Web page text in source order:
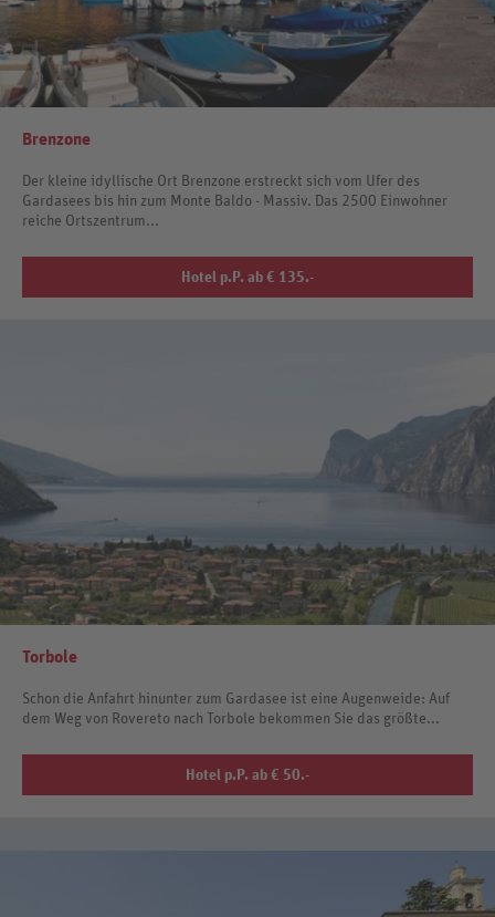
Brenzone
Der kleine idyllische Ort Brenzone erstreckt sich vom Ufer des
Gardasees bis hin zum Monte Baldo - Massiv. Das 2500 Einwohner
reiche Ortszentrum...
Hotel p.P. ab € 135.-
Torbole
Schon die Anfahrt hinunter zum Gardasee ist eine Augenweide: Auf
dem Weg von Rovereto nach Torbole bekommen Sie das größte...
Hotel p.P. ab € 50.-